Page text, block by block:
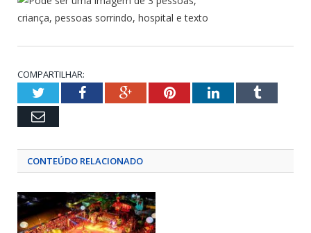
COMPARTILHAR:
TwitterFacebookGoogle+PinterestLinkedInTumblr
Email
CONTEÚDO RELACIONADO